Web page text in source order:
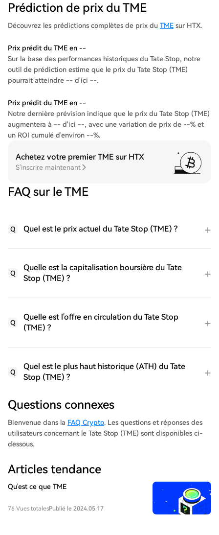
Prédiction de prix du TME
Découvrez les prédictions complètes de prix du TME sur HTX.
Prix prédit du TME en --
Sur la base des performances historiques du Tate Stop, notre
outil de prédiction estime que le prix du Tate Stop (TME)
pourrait atteindre -- d'ici --.
Prix prédit du TME en --
Notre dernière prévision indique que le prix du Tate Stop (TME)
augmentera à -- d'ici --, avec une variation de prix de --% et
un ROI cumulé d'environ --%.
Achetez votre premier TME sur HTX
S'inscrire maintenant
FAQ sur le TME
Q Quel est le prix actuel du Tate Stop (TME) ?
Q
Quelle est la capitalisation boursière du Tate
Stop (TME) ?
Q
Quelle est l'offre en circulation du Tate Stop
(TME) ?
Q
Quel est le plus haut historique (ATH) du Tate
Stop (TME) ?
Questions connexes
Bienvenue dans la FAQ Crypto. Les questions et réponses des
utilisateurs concernant le Tate Stop (TME) sont disponibles ci-
dessous.
Articles tendance
Qu'est ce que TME
76 Vues totalesPublié le 2024.05.17